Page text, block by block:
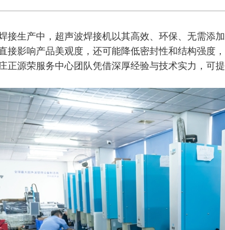
接生产中，超声波焊接机以其高效、环保、无需添
接影响产品美观度，还可能降低密封性和结构强度
正源荣服务中心团队凭借深厚经验与技术实力，可